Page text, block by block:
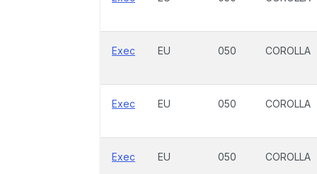
Exec EU 050 COROLLA
Exec EU 050 COROLLA
Exec EU 050 COROLLA